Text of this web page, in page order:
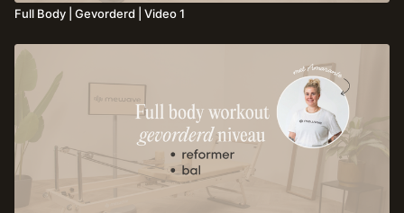
Full Body | Gevorderd | Video 1